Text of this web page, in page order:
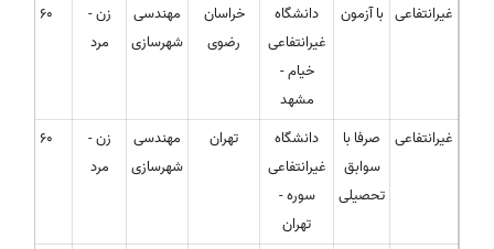
غیرانتفاعی با آزمون
دانشگاه
غیرانتفاعی
خیام -
مشهد
خراسان
رضوی
مهندسی
شهرسازی
زن -
مرد
60
غیرانتفاعی
صرفا با
سوابق
تحصیلی
دانشگاه
غیرانتفاعی
سوره -
تهران
تهران
مهندسی
شهرسازی
زن -
مرد
60